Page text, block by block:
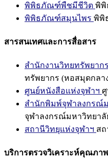
พิพิธภัณฑ์พืชมีชีวิต พิ
พิพิธภัณฑ์สมุนไพร พิพิ
สารสนเทศและการสื่อสาร
สำนักงานวิทยทรัพยาก
ทรัพยากร (หอสมุดกลา
ศูนย์หนังสือแห่งจุฬาฯ
สำนักพิมพ์จุฬาลงกรณ์
จุฬาลงกรณ์มหาวิทยาลั
สถานีวิทยุแห่งจุฬาฯ ส
บริการตรวจวิเคราะห์คุณภาพ